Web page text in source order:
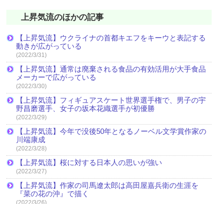
上昇気流のほかの記事
【上昇気流】ウクライナの首都キエフをキーウと表記する
動きが広がっている
(2022/3/31)
【上昇気流】通常は廃棄される食品の有効活用が大手食品
メーカーで広がっている
(2022/3/30)
【上昇気流】フィギュアスケート世界選手権で、男子の宇
野昌磨選手、女子の坂本花織選手が初優勝
(2022/3/29)
【上昇気流】今年で没後50年となるノーベル文学賞作家の
川端康成
(2022/3/28)
【上昇気流】桜に対する日本人の思いが強い
(2022/3/27)
【上昇気流】作家の司馬遼太郎は高田屋嘉兵衛の生涯を
『菜の花の沖』で描く
(2022/3/26)